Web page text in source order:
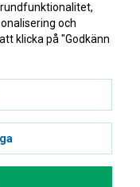
AB.
och
klicka på "Godkänn